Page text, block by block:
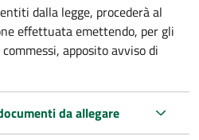
dalla legge, procederà al
effettuata emettendo, per gli
apposito avviso di
da allegare